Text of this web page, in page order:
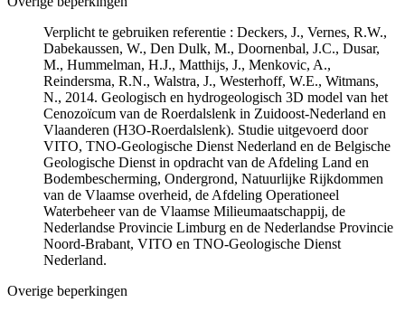
Verplicht te gebruiken referentie : Deckers, J., Vernes, R.W.,
Dabekaussen, W., Den Dulk, M., Doornenbal, J.C., Dusar,
M., Hummelman, H.J., Matthijs, J., Menkovic, A.,
Reindersma, R.N., Walstra, J., Westerhoff, W.E., Witmans,
N., 2014. Geologisch en hydrogeologisch 3D model van het
Cenozoïcum van de Roerdalslenk in Zuidoost-Nederland en
Vlaanderen (H3O-Roerdalslenk). Studie uitgevoerd door
VITO, TNO-Geologische Dienst Nederland en de Belgische
Geologische Dienst in opdracht van de Afdeling Land en
Bodembescherming, Ondergrond, Natuurlijke Rijkdommen
van de Vlaamse overheid, de Afdeling Operationeel
Waterbeheer van de Vlaamse Milieumaatschappij, de
Nederlandse Provincie Limburg en de Nederlandse Provincie
Noord-Brabant, VITO en TNO-Geologische Dienst
Nederland.
Overige beperkingen